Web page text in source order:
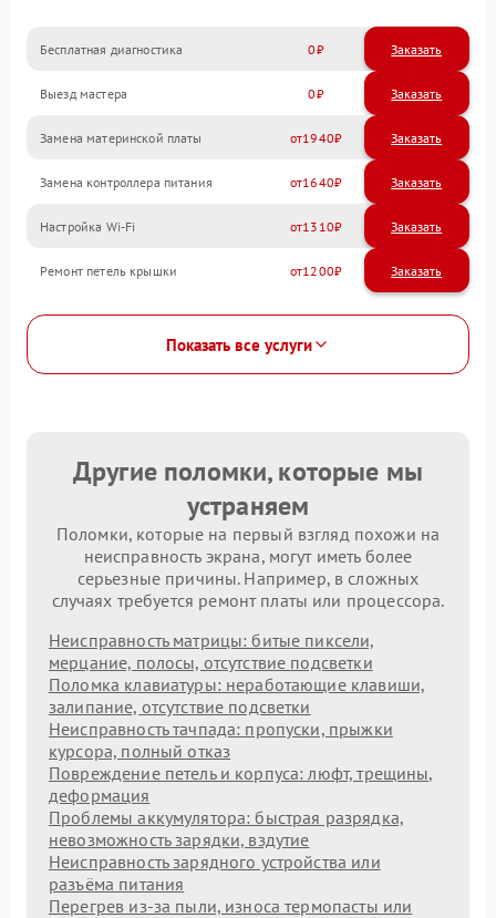
Бесплатная диагностика 0 Заказать
Выезд мастера 0 Заказать
Замена материнской платы 1940
Замена контроллера питания 1640
Настройка Wi-Fi 1310
Ремонт петель крышки 1200
Показать все услуги
Другие поломки, которые мы
устраняем
Поломки, которые на первый взгляд похожи на
неисправность экрана, могут иметь более
серьезные причины. Например, в сложных
случаях требуется ремонт платы или процессора.
Неисправность матрицы: битые пиксели,
мерцание, полосы, отсутствие подсветки
Поломка клавиатуры: неработающие клавиши,
залипание, отсутствие подсветки
Неисправность тачпада: пропуски, прыжки
курсора, полный отказ
Повреждение петель и корпуса: люфт, трещины,
деформация
Проблемы аккумулятора: быстрая разрядка,
невозможность зарядки, вздутие
Неисправность зарядного устройства или
разъёма питания
Перегрев из‑за пыли, износа термопасты или